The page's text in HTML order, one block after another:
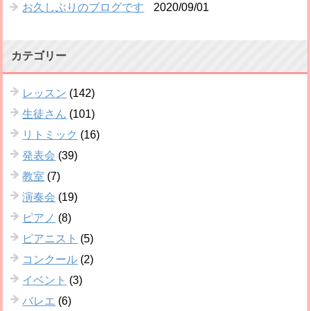
お久しぶりのブログです
2020/09/01
カテゴリー
レッスン (142)
生徒さん (101)
リトミック (16)
発表会 (39)
教室 (7)
演奏会 (19)
ピアノ (8)
ピアニスト (5)
コンクール (2)
イベント (3)
バレエ (6)